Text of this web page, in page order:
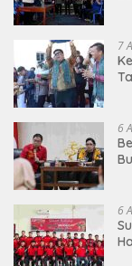
7
6
6